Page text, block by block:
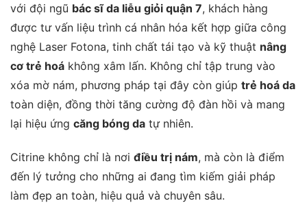
với đội ngũ bác sĩ da liễu giỏi quận 7, khách hàng
được tư vấn liệu trình cá nhân hóa kết hợp giữa công
nghệ Laser Fotona, tinh chất tái tạo và kỹ thuật nâng
cơ trẻ hoá không xâm lấn. Không chỉ tập trung vào
xóa mờ nám, phương pháp tại đây còn giúp trẻ hoá da
toàn diện, đồng thời tăng cường độ đàn hồi và mang
lại hiệu ứng căng bóng da tự nhiên.
Citrine không chỉ là nơi điều trị nám, mà còn là điểm
đến lý tưởng cho những ai đang tìm kiếm giải pháp
làm đẹp an toàn, hiệu quả và chuyên sâu.